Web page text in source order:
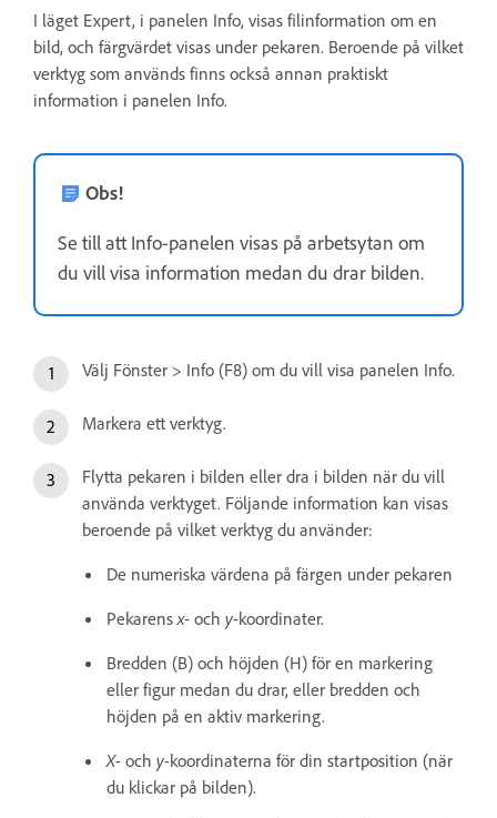
I läget Expert, i panelen Info, visas filinformation om en
bild, och färgvärdet visas under pekaren. Beroende på vilket
verktyg som används finns också annan praktiskt
information i panelen Info.
Obs!
Se till att Info-panelen visas på arbetsytan om
du vill visa information medan du drar bilden.
Välj Fönster > Info (F8) om du vill visa panelen Info.
Markera ett verktyg.
Flytta pekaren i bilden eller dra i bilden när du vill
använda verktyget. Följande information kan visas
beroende på vilket verktyg du använder:
De numeriska värdena på färgen under pekaren
Pekarens x- och y-koordinater.
Bredden (B) och höjden (H) för en markering
eller figur medan du drar, eller bredden och
höjden på en aktiv markering.
X- och y-koordinaterna för din startposition (när
du klickar på bilden).